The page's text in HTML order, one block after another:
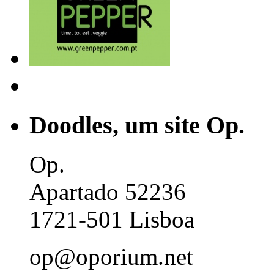
Doodles, um site Op.
Op.
Apartado 52236
1721-501 Lisboa
op@oporium.net